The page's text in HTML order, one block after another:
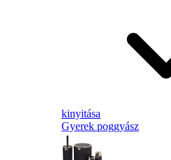
kinyitása
Gyerek poggyász